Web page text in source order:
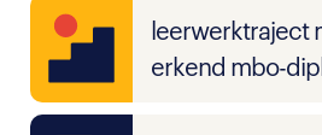
leerwerktraject
erkend mbo-